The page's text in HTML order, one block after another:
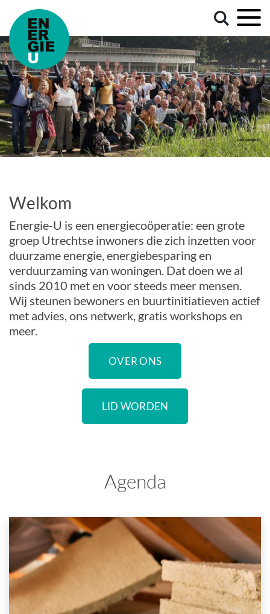
Welkom
Energie-U is een energiecoöperatie: een grote
groep Utrechtse inwoners die zich inzetten voor
duurzame energie, energiebesparing en
verduurzaming van woningen. Dat doen we al
sinds 2010 met en voor steeds meer mensen.
Wij steunen bewoners en buurtinitiatieven actief
met advies, ons netwerk, gratis workshops en
meer.
OVER ONS
LID WORDEN
Agenda